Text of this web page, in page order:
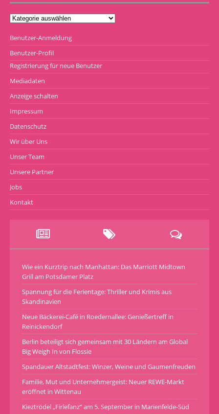
Benutzer-Anmeldung
Benutzer-Profil
Registrierung für neue Benutzer
Mediadaten
Anzeige schalten
Impressum
Datenschutz
Wir über Uns
Unser Team
Unsere Partner
Jobs
Kontakt
Wie ein Kurztrip nach Manhattan: Das Marriott Midtown
Grill am Potsdamer Platz
Spannung für die Ferientage: Thriller und Krimis aus
Skandinavien
Neue Bäckerei-Café in Roedernallee: Genießertreff in
Reinickendorf
Berlin beteiligt sich gemeinsam mit 30 Ländern am Global
Big Weigh In von Flossie
Spandauer Altstadtfest: Winzer, Weine und Gaumenfreuden
Familie, Mut und Unternehmergeist: Neuer REWE-Markt
eröffnet in Wittenau
Kieztrödel „Firlefanz“ am 5. September in Marienfelde-Süd